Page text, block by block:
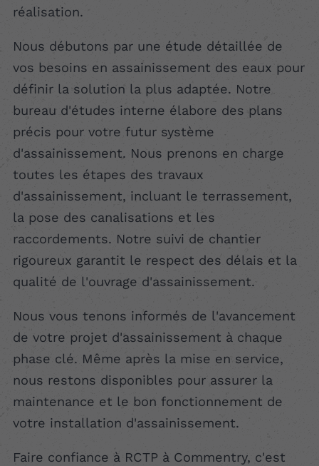
réalisation.
Nous débutons par une étude détaillée de
vos besoins en assainissement des eaux pour
définir la solution la plus adaptée. Notre
bureau d'études interne élabore des plans
précis pour votre futur système
d'assainissement. Nous prenons en charge
toutes les étapes des travaux
d'assainissement, incluant le terrassement,
la pose des canalisations et les
raccordements. Notre suivi de chantier
rigoureux garantit le respect des délais et la
qualité de l'ouvrage d'assainissement.
Nous vous tenons informés de l'avancement
de votre projet d'assainissement à chaque
phase clé. Même après la mise en service,
nous restons disponibles pour assurer la
maintenance et le bon fonctionnement de
votre installation d'assainissement.
Faire confiance à RCTP à Commentry, c'est